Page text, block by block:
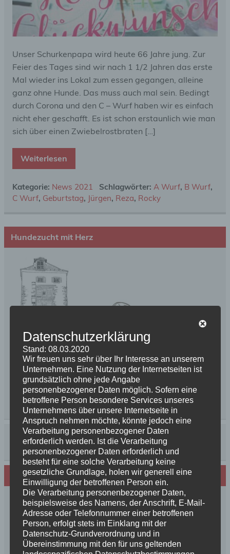
Unser Schurkenpapa wird heute 66 Jahre jung. Zur
Feier des Tages sind wir nach 1 1/2 Jahren das erste
Mal wieder ins Lokal zum essen gegangen, alleine
ganz ohne Hunde. Das muss auch mal sein. Bedingt
durch Corona und den C – Wurf haben wir es einfach
nicht eher geschafft. Es ist schon erstaunlich wie man
sich über einen Zwiebelrostbraten […]
Weiterlesen
Kategorie: News 2021 Schlagwörter: A Wurf, B Wurf,
C Wurf, Geburtstag, Jürgen, Reza, Rocky
Hundezucht mit Herz
Neues von den Turmschurken
Frohe Weihnachten 2025 unseren
Schurkenfamilien und Freunden
Herzlichen Glückwunsch zum 4. Geburtstag
Unsere Feenkinder haben alle verzaubert
News++News++News++Unsere Feenkinder sind
Datenschutzerklärung
Stand: 08.03.2020
Wir freuen uns sehr über Ihr Interesse an unserem
Unternehmen. Eine Nutzung der Internetseiten ist
grundsätzlich ohne jede Angabe
personenbezogener Daten möglich. Sofern eine
betroffene Person besondere Services unseres
Unternehmens über unsere Internetseite in
Anspruch nehmen möchte, könnte jedoch eine
Verarbeitung personenbezogener Daten
erforderlich werden. Ist die Verarbeitung
personenbezogener Daten erforderlich und
besteht für eine solche Verarbeitung keine
gesetzliche Grundlage, holen wir generell eine
Einwilligung der betroffenen Person ein.
Die Verarbeitung personenbezogener Daten,
beispielsweise des Namens, der Anschrift, E-Mail-
Adresse oder Telefonnummer einer betroffenen
Person, erfolgt stets im Einklang mit der
Datenschutz-Grundverordnung und in
Übereinstimmung mit den für uns geltenden